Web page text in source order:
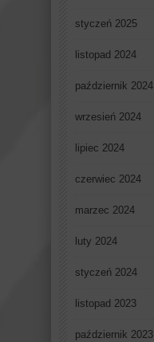
styczeń 2025
listopad 2024
październik 2024
wrzesień 2024
lipiec 2024
czerwiec 2024
marzec 2024
luty 2024
styczeń 2024
listopad 2023
październik 2023